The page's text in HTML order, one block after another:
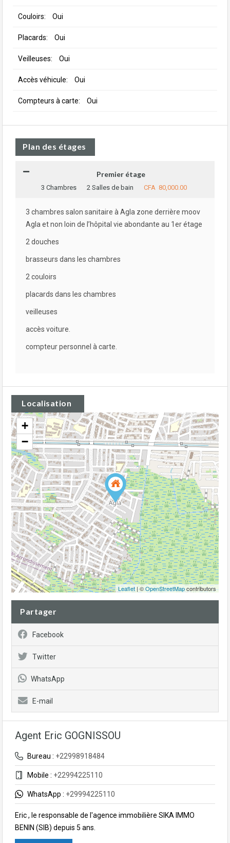
Couloirs: Oui
Placards: Oui
Veilleuses: Oui
Accès véhicule: Oui
Compteurs à carte: Oui
Plan des étages
Premier étage
3 Chambres 2 Salles de bain CFA 80,000.00
3 chambres salon sanitaire à Agla zone derrière moov
Agla et non loin de l’hôpital vie abondante au 1er étage
2 douches
brasseurs dans les chambres
2 couloirs
placards dans les chambres
veilleuses
accès voiture.
compteur personnel à carte.
Localisation
+
−
Leaflet | ©OpenStreetMapcontributors
Partager
Facebook
Twitter
WhatsApp
E-mail
Agent Eric GOGNISSOU
Bureau : +22998918484
Mobile : +22994225110
WhatsApp : +29994225110
Eric , le responsable de l'agence immobilière SIKA IMMO
BENIN (SIB) depuis 5 ans.